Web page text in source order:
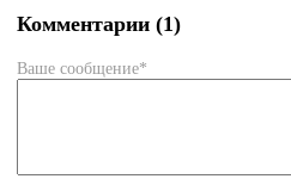
Комментарии (1)
Ваше сообщение*